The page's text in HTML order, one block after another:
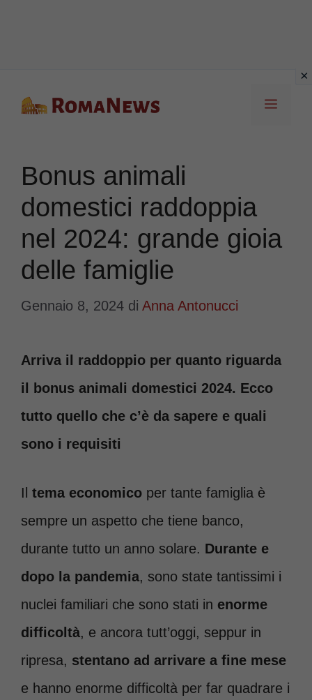
Menu
Bonus animali
domestici raddoppia
nel 2024: grande gioia
delle famiglie
Gennaio 8, 2024 di Anna Antonucci
Arriva il raddoppio per quanto riguarda
il bonus animali domestici 2024. Ecco
tutto quello che c’è da sapere e quali
sono i requisiti
Il tema economico per tante famiglia è
sempre un aspetto che tiene banco,
durante tutto un anno solare. Durante e
dopo la pandemia, sono state tantissimi i
nuclei familiari che sono stati in enorme
difficoltà, e ancora tutt’oggi, seppur in
ripresa, stentano ad arrivare a fine mese
e hanno enorme difficoltà per far quadrare i